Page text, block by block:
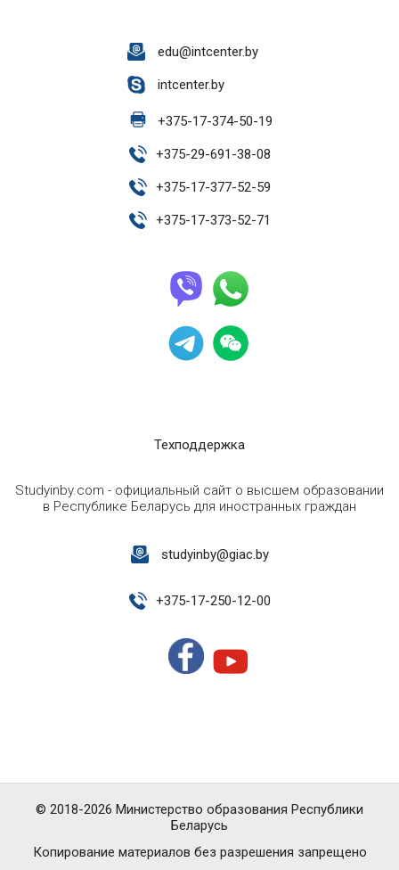
edu@intcenter.by
intcenter.by
+375-17-374-50-19
+375-29-691-38-08
+375-17-377-52-59
+375-17-373-52-71
Техподдержка
Studyinby.com - официальный сайт о высшем образовании
в Республике Беларусь для иностранных граждан
studyinby@giac.by
+375-17-250-12-00
Копирование материалов без разрешения запрещено
© 2018-2026 Министерство образования Республики
Беларусь